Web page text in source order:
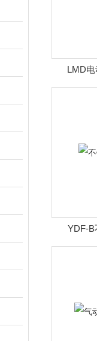
LMD
YDF-B